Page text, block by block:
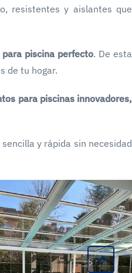
resistentes y aislantes que
piscina perfecto. De esta
de tu hogar.
para piscinas innovadores,
y rápida sin necesidad